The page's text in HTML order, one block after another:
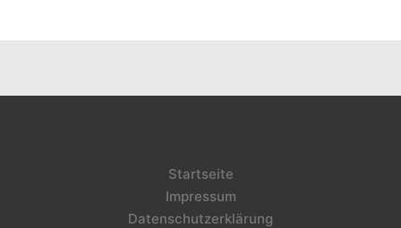
Startseite
Impressum
Datenschutzerklärung